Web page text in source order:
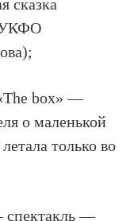
сказка
box» —
о маленькой
только во
—